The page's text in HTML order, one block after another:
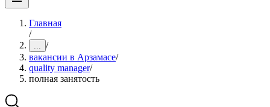
Главная
/
... /
вакансии в Арзамасе/
quality manager/
полная занятость